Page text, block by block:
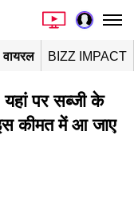
वायरल BIZZ IMPACT
पर सब्जी के
इस कीमत में आ जाए